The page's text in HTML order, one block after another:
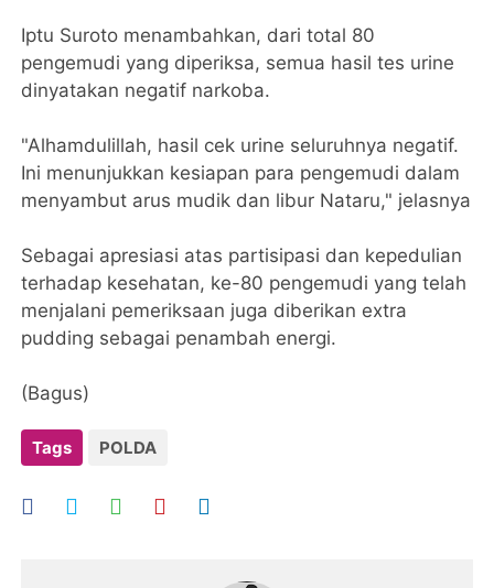
Iptu Suroto menambahkan, dari total 80
pengemudi yang diperiksa, semua hasil tes urine
dinyatakan negatif narkoba.
"Alhamdulillah, hasil cek urine seluruhnya negatif.
Ini menunjukkan kesiapan para pengemudi dalam
menyambut arus mudik dan libur Nataru," jelasnya
Sebagai apresiasi atas partisipasi dan kepedulian
terhadap kesehatan, ke-80 pengemudi yang telah
menjalani pemeriksaan juga diberikan extra
pudding sebagai penambah energi.
(Bagus)
Tags POLDA